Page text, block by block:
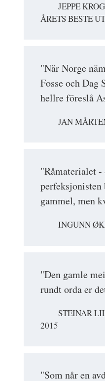
JEPPE
ÅRETS BESTE
"När Norge
Fosse och Dag
hellre föreslå
JAN
"Råmaterialet
gammel, men
INGUNN
"Den gamle
rundt orda er
STEINAR
2015
"Som når en